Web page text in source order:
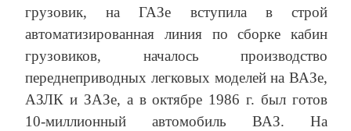
грузовик, на ГАЗе вступила в строй
автоматизированная линия по сборке кабин
грузовиков, началось производство
переднеприводных легковых моделей на ВАЗе,
АЗЛК и ЗАЗе, а в октябре 1986 г. был готов
10-миллионный автомобиль ВАЗ. На